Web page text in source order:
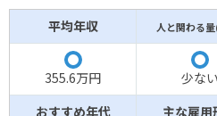
平均年収 人と関わる
355.6万円
少ない
おすすめ年代
主な雇用